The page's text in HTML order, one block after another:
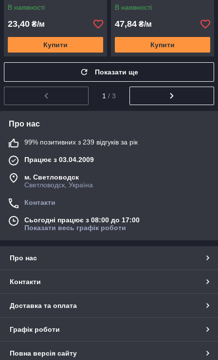
В наявності
23,40 ₴/м
Купити
В наявності
47,84 ₴/м
Купити
Показати ще
1 / 3
Про нас
99% позитивних з 239 відгуків за рік
Працює з 03.04.2009
м. Светловодск
Светловодск, Україна
Контакти
Сьогодні працює з 08:00 до 17:00
Показати весь графік роботи
Про нас
Контакти
Доставка та оплата
Графік роботи
Повна версія сайту